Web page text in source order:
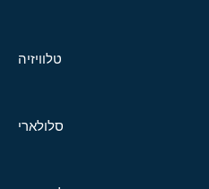
טלוויזיה
סלולארי